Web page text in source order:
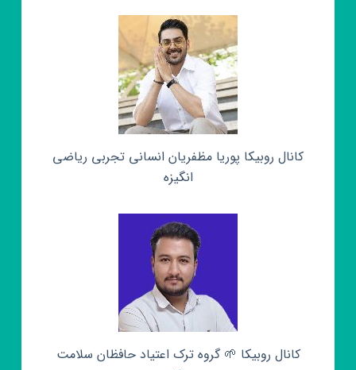
کانال روبیکا پوریا مظفریان انسانی تجربی ریاضی
انگیزه
کانال روبیکا 🌱 گروه ترک اعتیاد حافظان سلامت